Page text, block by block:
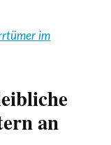
im
an